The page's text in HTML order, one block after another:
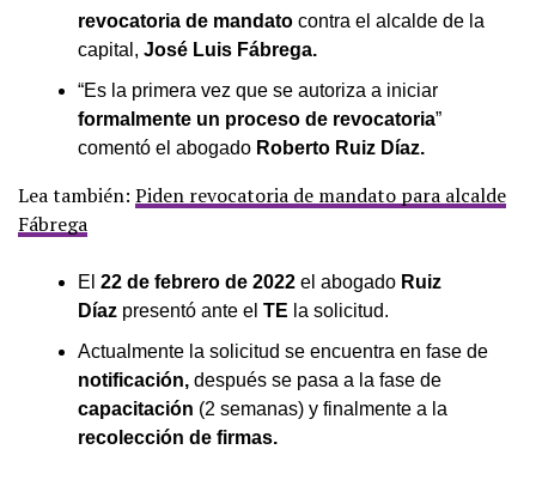
revocatoria de mandato contra el alcalde de la
capital, José Luis Fábrega.
“Es la primera vez que se autoriza a iniciar
formalmente un proceso de revocatoria”
comentó el abogado Roberto Ruiz Díaz.
Lea también: Piden revocatoria de mandato para alcalde
Fábrega
El 22 de febrero de 2022 el abogado Ruiz
Díaz presentó ante el TE la solicitud.
Actualmente la solicitud se encuentra en fase de
notificación, después se pasa a la fase de
capacitación (2 semanas) y finalmente a la
recolección de firmas.